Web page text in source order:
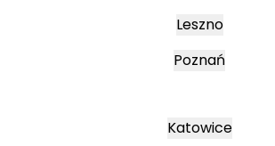
Leszno
Poznań
Katowice